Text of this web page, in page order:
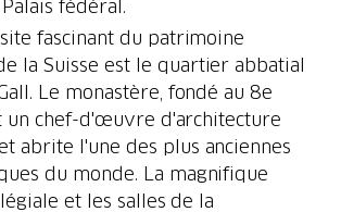
fédéral.
fascinant du patrimoine
la Suisse est le quartier abbatial
Le monastère, fondé au 8e
un chef-d'œuvre d'architecture
abrite l'une des plus anciennes
du monde. La magnifique
et les salles de la